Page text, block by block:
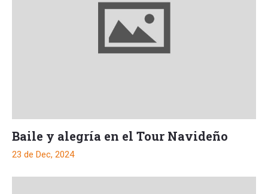
Baile y alegría en el Tour Navideño
23 de Dec, 2024